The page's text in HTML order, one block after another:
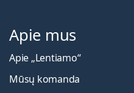
Apie mus
Apie „Lentiamo“
Mūsų komanda